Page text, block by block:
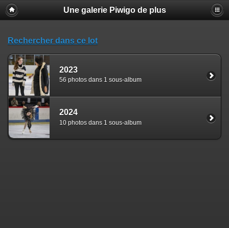
Une galerie Piwigo de plus
Rechercher dans ce lot
2023
56 photos dans 1 sous-album
2024
10 photos dans 1 sous-album